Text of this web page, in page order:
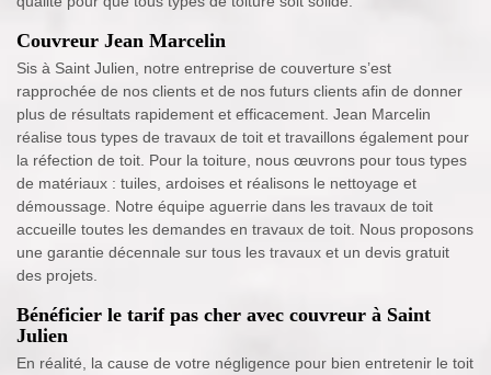
Couvreur Jean Marcelin
Sis à Saint Julien, notre entreprise de couverture s’est
rapprochée de nos clients et de nos futurs clients afin de donner
plus de résultats rapidement et efficacement. Jean Marcelin
réalise tous types de travaux de toit et travaillons également pour
la réfection de toit. Pour la toiture, nous œuvrons pour tous types
de matériaux : tuiles, ardoises et réalisons le nettoyage et
démoussage. Notre équipe aguerrie dans les travaux de toit
accueille toutes les demandes en travaux de toit. Nous proposons
une garantie décennale sur tous les travaux et un devis gratuit
des projets.
Bénéficier le tarif pas cher avec couvreur à Saint
Julien
En réalité, la cause de votre négligence pour bien entretenir le toit